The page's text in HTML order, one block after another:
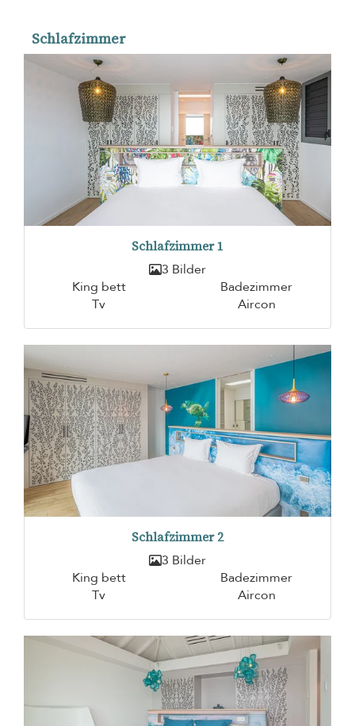
Schlafzimmer
Schlafzimmer 1
3 Bilder
King bett
Badezimmer
Tv
Aircon
Schlafzimmer 2
3 Bilder
King bett
Badezimmer
Tv
Aircon